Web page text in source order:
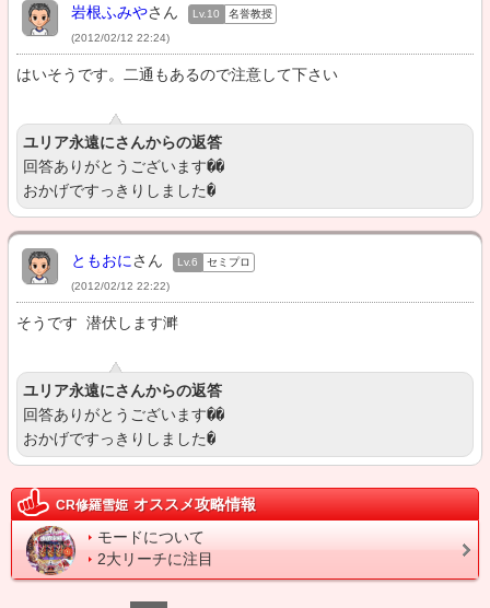
岩根ふみやさん Lv.10
名誉教授
(2012/02/12 22:24)
はいそうです。二通もあるので注意して下さい
ユリア永遠にさんからの返答
回答ありがとうございます��
おかげですっきりしました�
ともおにさん Lv.6
セミプロ
(2012/02/12 22:22)
そうです 潜伏します溿
ユリア永遠にさんからの返答
回答ありがとうございます��
おかげですっきりしました�
CR修羅雪姫 オススメ攻略情報
モードについて
2大リーチに注目